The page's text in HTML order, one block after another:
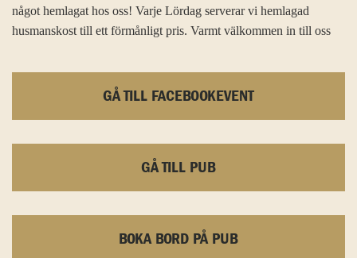
något hemlagat hos oss! Varje Lördag serverar vi hemlagad
husmanskost till ett förmånligt pris. Varmt välkommen in till oss
GÅ TILL FACEBOOKEVENT
GÅ TILL PUB
BOKA BORD PÅ PUB